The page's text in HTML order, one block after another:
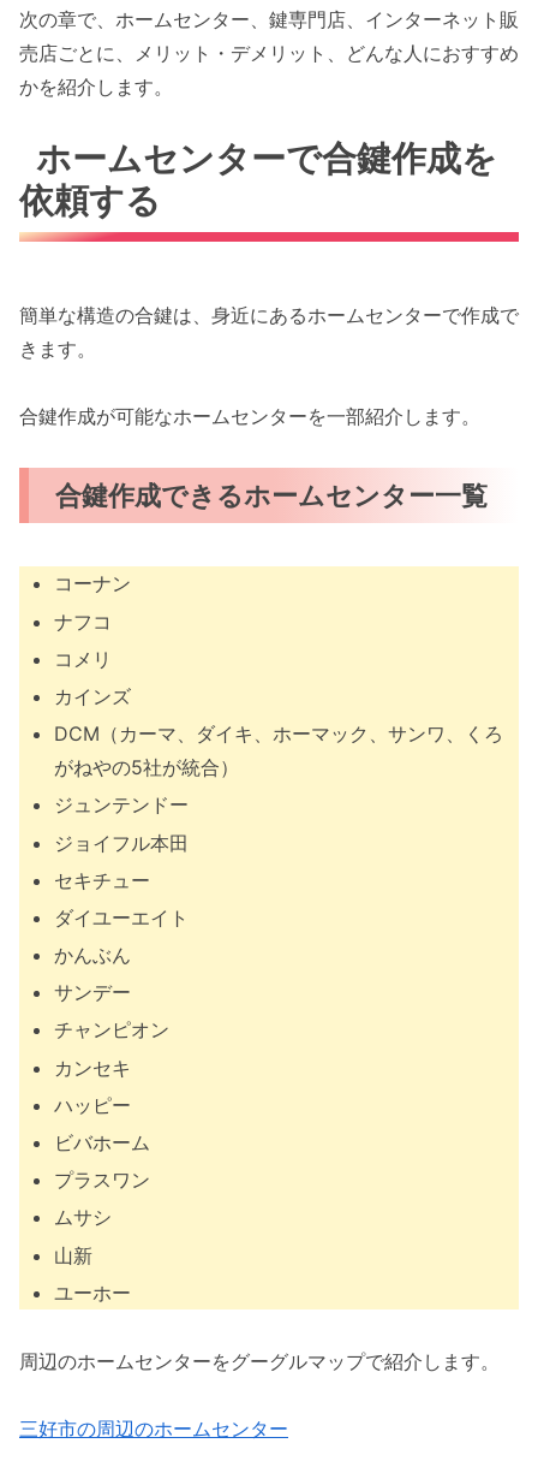
次の章で、ホームセンター、鍵専門店、インターネット販
売店ごとに、メリット・デメリット、どんな人におすすめ
かを紹介します。
ホームセンターで合鍵作成を
依頼する
簡単な構造の合鍵は、身近にあるホームセンターで作成で
きます。
合鍵作成が可能なホームセンターを一部紹介します。
合鍵作成できるホームセンター一覧
コーナン
ナフコ
コメリ
カインズ
DCM（カーマ、ダイキ、ホーマック、サンワ、くろ
がねやの5社が統合）
ジュンテンドー
ジョイフル本田
セキチュー
ダイユーエイト
かんぶん
サンデー
チャンピオン
カンセキ
ハッピー
ビバホーム
プラスワン
ムサシ
山新
ユーホー
周辺のホームセンターをグーグルマップで紹介します。
三好市の周辺のホームセンター